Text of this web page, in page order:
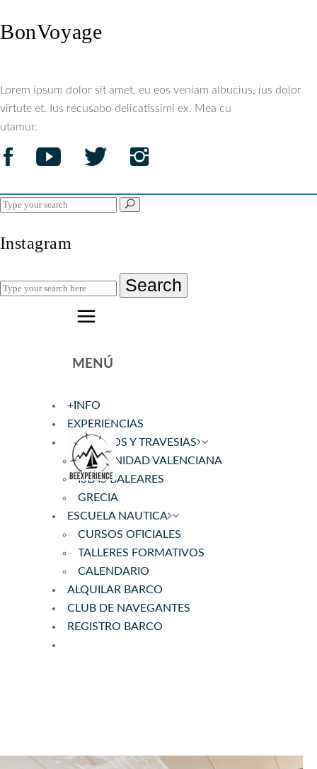
BonVoyage
Lorem ipsum dolor sit amet, eu eos veniam albucius, ius dolor
virtute et. Ius recusabo delicatissimi ex. Mea cu
utamur.
Search
Instagram
Search
MENÚ
+INFO
EXPERIENCIAS
CRUCEROS Y TRAVESIAS
COMUNIDAD VALENCIANA
ISLAS BALEARES
GRECIA
ESCUELA NAUTICA
CURSOS OFICIALES
TALLERES FORMATIVOS
CALENDARIO
ALQUILAR BARCO
CLUB DE NAVEGANTES
REGISTRO BARCO